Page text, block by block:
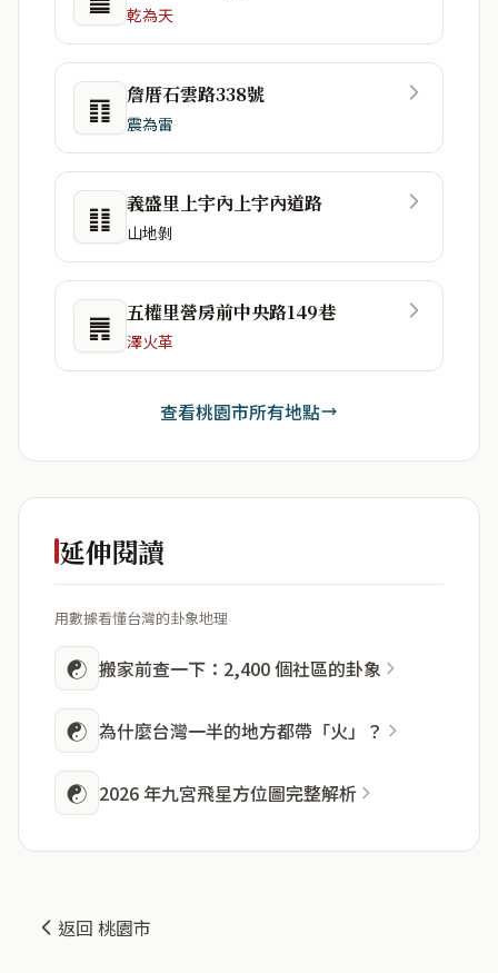
乾為天
䷖ 詹厝石雲路338號
震為雷
䷁ 義盛里上宇內上宇內道路
山地剝
䷠ 五權里營房前中央路149巷
澤火革
查看桃園市所有地點
延伸閱讀
用數據看懂台灣的卦象地理
☯ 搬家前查一下：2,400 個社區的卦象
☯ 為什麼台灣一半的地方都帶「火」？
☯ 2026 年九宮飛星方位圖完整解析
返回 桃園市